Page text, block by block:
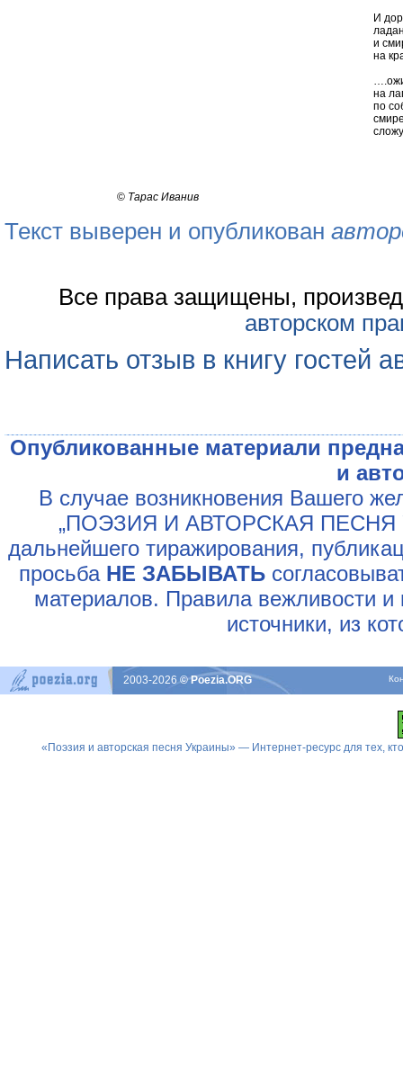
И
и
на
на
по
© Тарас Иванив
Текст выверен и опубликован
Все права защищены,
авторском
Написать отзыв в книгу гостей
Опубликованные материали
и
В случае возникновения Вашего
„ПОЭЗИЯ И АВТОРСКАЯ ПЕСНЯ
дальнейшего тиражирования,
просьба НЕ ЗАБЫВАТЬ
материалов. Правила вежливости и
источники, из
2003-2026© Poezia.ORG
«Поэзия и авторская песня Украины» — Интернет-ресурс для тех,